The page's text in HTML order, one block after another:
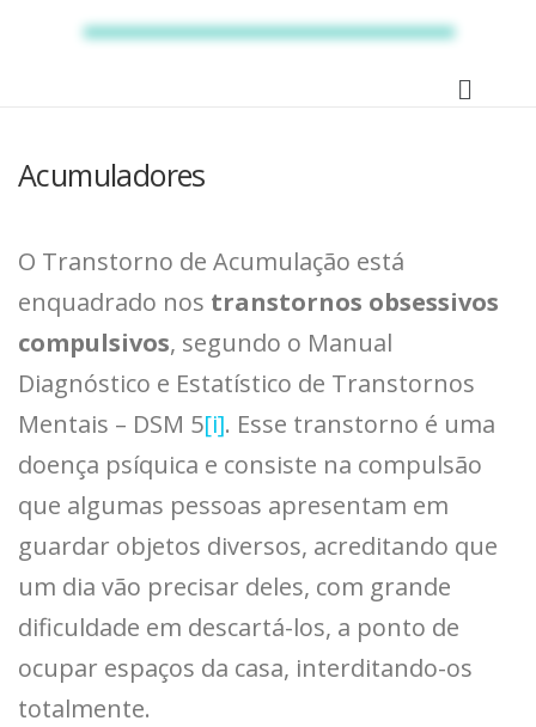
Acumuladores
O Transtorno de Acumulação está
enquadrado nos transtornos obsessivos
compulsivos, segundo o Manual
Diagnóstico e Estatístico de Transtornos
Mentais – DSM 5[i]. Esse transtorno é uma
doença psíquica e consiste na compulsão
que algumas pessoas apresentam em
guardar objetos diversos, acreditando que
um dia vão precisar deles, com grande
dificuldade em descartá-los, a ponto de
ocupar espaços da casa, interditando-os
totalmente.